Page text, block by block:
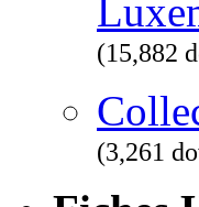
(15,882
(3,261